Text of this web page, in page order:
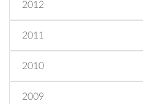
2012
2011
2010
2009